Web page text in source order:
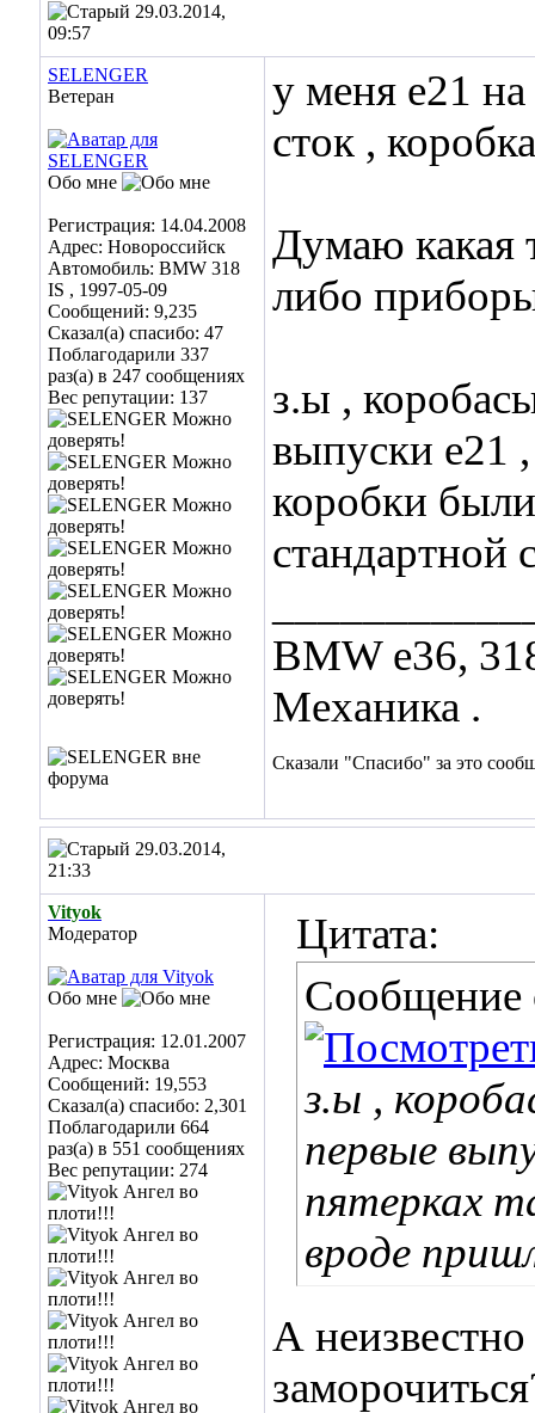
29.03.2014,
09:57
SELENGER
Ветеран
Обо мне
Регистрация: 14.04.2008
Адрес: Новороссийск
Автомобиль: BMW 318
IS , 1997-05-09
Сообщений: 9,235
Сказал(а) спасибо: 47
Поблагодарили 337
раз(а) в 247 сообщениях
Вес репутации: 137
у меня е21
сток ,
Думаю какая
либо
з.ы ,
выпуски е21
коробки
стандартной
BMW е36,
Механика .
Сказали "Спасибо" за это
29.03.2014,
21:33
Vityok
Модератор
Обо мне
Регистрация: 12.01.2007
Адрес: Москва
Сообщений: 19,553
Сказал(а) спасибо: 2,301
Поблагодарили 664
раз(а) в 551 сообщениях
Вес репутации: 274
Цитата:
Сообщение
з.ы ,
первые
пятерках
вроде
А